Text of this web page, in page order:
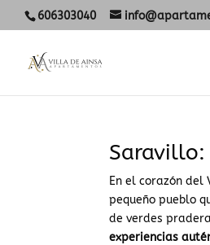
606303040
En el corazón
pequeño pueblo
de verdes
experiencias